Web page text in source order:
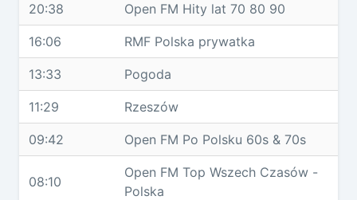
20:38 Open FM Hity lat 70 80 90
16:06 RMF Polska prywatka
13:33 Pogoda
11:29 Rzeszów
09:42 Open FM Po Polsku 60s & 70s
08:10
Open FM Top Wszech Czasów -
Polska